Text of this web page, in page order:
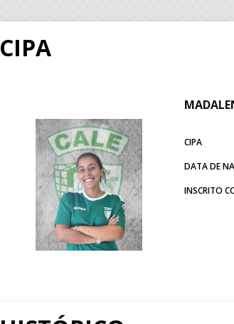
CIPA
CIPA
DATA DE
INSCRITO